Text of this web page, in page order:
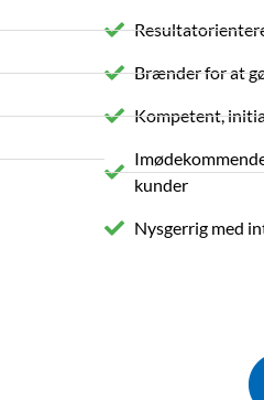
Brænder for at
Kompetent,
kunder
Nysgerrig med